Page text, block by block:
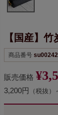
【国産】
商品番号 su00242
販売価格 ¥
3,200円 （税抜）